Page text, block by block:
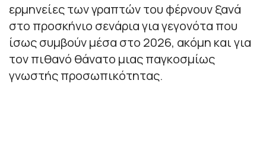
ερμηνείες των γραπτών του φέρνουν ξανά
στο προσκήνιο σενάρια για γεγονότα που
ίσως συμβούν μέσα στο 2026, ακόμη και για
τον πιθανό θάνατο μιας παγκοσμίως
γνωστής προσωπικότητας.